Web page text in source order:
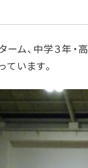
ーム、中学３年
います。